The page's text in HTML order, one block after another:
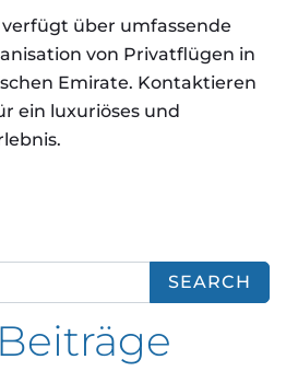
über umfassende
von Privatflügen in
Emirate. Kontaktieren
ein luxuriöses und